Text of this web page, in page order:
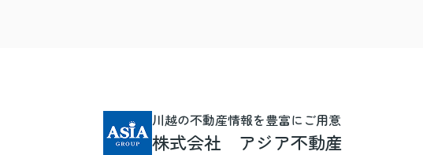
川越の不動産情報を豊富にご用意
株式会社 アジア不動産